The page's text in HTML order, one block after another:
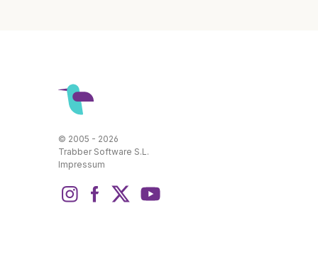
© 2005 - 2026
Trabber Software S.L.
Impressum